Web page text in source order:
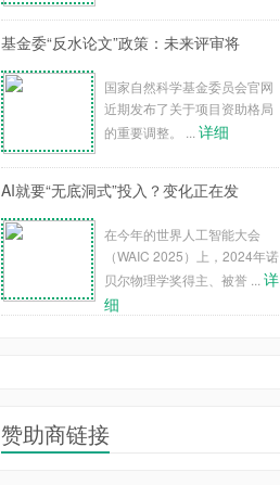
基金委“反水论文”政策：未来评审将
国家自然科学基金委员会官网
近期发布了关于项目资助格局
的重要调整。 ... 详细
AI就要“无底洞式”投入？变化正在发
在今年的世界人工智能大会
（WAIC 2025）上，2024年诺
贝尔物理学奖得主、被誉 ... 详
细
赞助商链接